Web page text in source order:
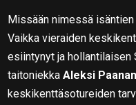
Missään nimessä
Vaikka vieraiden
esiintynyt ja hollantilaisen
taitoniekkaAleksi
keskikenttäsotureiden